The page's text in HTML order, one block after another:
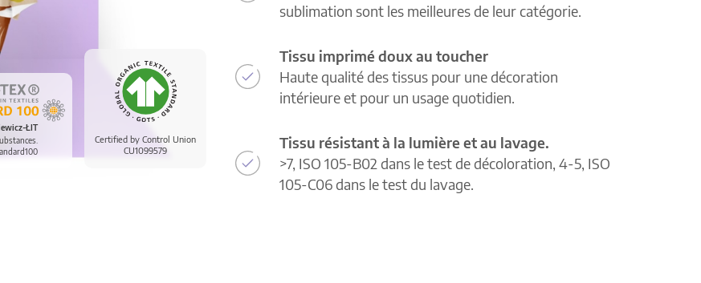
Certified by Control Union
CU1099579
ŁIT
sublimation sont les meilleures de leur catégorie.
Tissu imprimé doux au toucher
Haute qualité des tissus pour une décoration
intérieure et pour un usage quotidien.
Tissu résistant à la lumière et au lavage.
>7, ISO 105-B02 dans le test de décoloration, 4-5, ISO
105-C06 dans le test du lavage.